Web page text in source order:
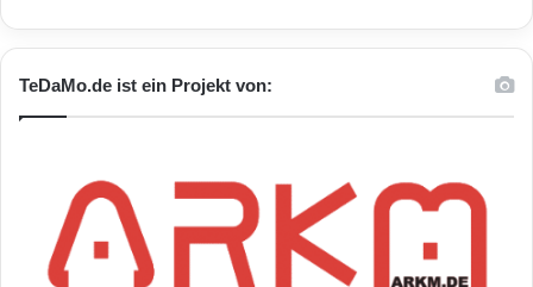
TeDaMo.de ist ein Projekt von: